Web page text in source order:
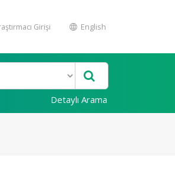
Girişi English
Detaylı Arama